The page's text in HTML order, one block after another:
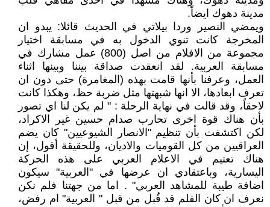
مدينة دهوك ايضاً.
ويمضي النصير وردا بيلاتي في الحديث قائلا: يبدو ان
المخرجة كانت تنوي الدخول به في مسابقة اختيار
مجموعة من الافلام من اصل (800) عمل مشارك في
مسابقة العربية. لقد انعقدت صداقة بيننا وبينها اثناء
العمل، وعرفنا بأنها قامت بهذه (المغامرة) حتى دون ان
تعرف ابعادها، الا انها شبهتها مثل ضربة حظ، وهكذا كانت
لاحقاً، وقد قالت في نهاية الرحلة : " لم يكن لنا اي تصور
بأن هناك قوة اخرى تحارب صدام حسين غير الاكراد،
لكن اكتشفت بأن تنظيم "الانصار الشيوعيين" كان يضم
العراقيين من كل القوميات والاديان، وللحقيقة أقول، إن
هناك تعتيم في الاعلام العربي على هذه الحركة
اليسارية، وباعتقادي ان عرضها في "العربية" سيكون
اضافة طيبة للمشاهد العربي" . اما من جهتنا فلم نكن
نعرف ان كان الفلم قد قُبل من قبل " العربية" ام رفض،